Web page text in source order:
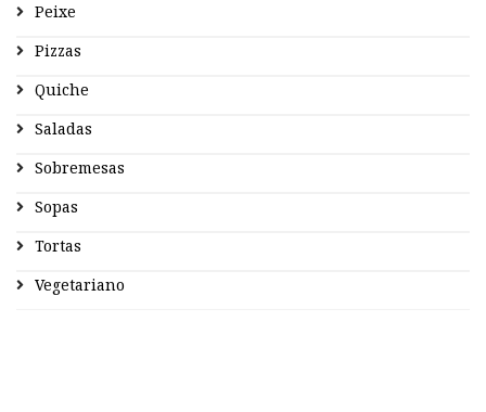
Peixe
Pizzas
Quiche
Saladas
Sobremesas
Sopas
Tortas
Vegetariano